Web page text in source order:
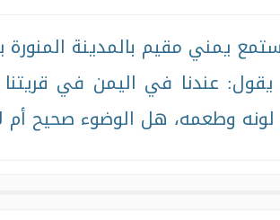
يمني مقيم بالمدينة
يقول: عندنا في اليمن في
وطعمه، هل الوضوء صحيح أم